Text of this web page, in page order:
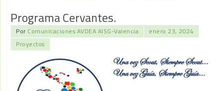
Programa Cervantes.
Por Comunicaciones AVDEA AISG-Valencia
enero 23, 2024
Proyectos